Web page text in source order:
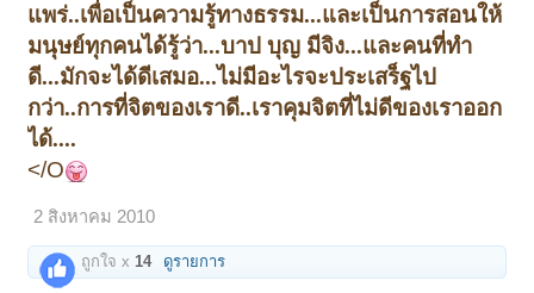
แพร่..เพื่อเป็นความรู้ทางธรรม...และเป็นการสอนให้
มนุษย์ทุกคนได้รู้ว่า...บาป บุญ มีจิง...และคนที่ทำ
ดี...มักจะได้ดีเสมอ...ไม่มีอะไรจะประเสร็ฐไป
กว่า..การที่จิตของเราดี..เราคุมจิตที่ไม่ดีของเราออก
ได้....
</O
2 สิงหาคม 2010
ถูกใจ x14 ดูรายการ